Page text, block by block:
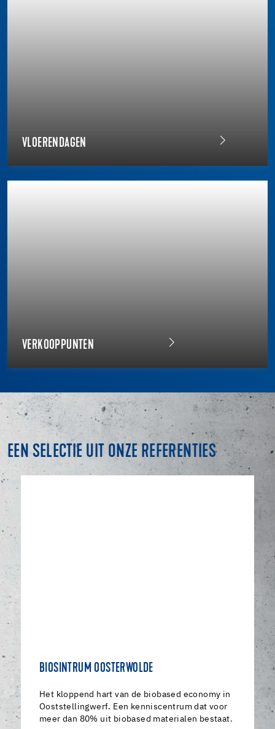
VLOERENDAGEN
VERKOOPPUNTEN
EEN SELECTIE UIT ONZE REFERENTIES
BIOSINTRUM OOSTERWOLDE
Het kloppend hart van de biobased economy in
Ooststellingwerf. Een kenniscentrum dat voor
meer dan 80% uit biobased materialen bestaat.